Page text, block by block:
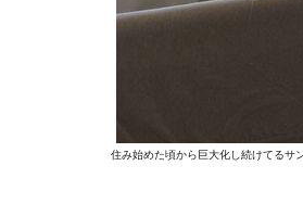
住み始めた頃から巨大化し続けてるサ